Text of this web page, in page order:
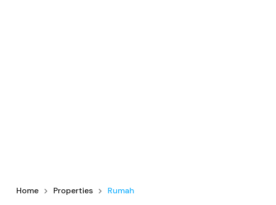
Home Properties Rumah